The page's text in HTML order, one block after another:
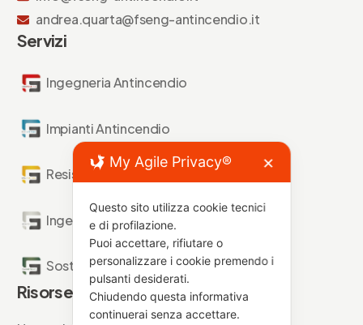
andrea.quarta@fseng-antincendio.it
Servizi
Ingegneria Antincendio
Impianti Antincendio
Resistenza al Fuoco
Ingegneria Forense
Sostenibilità Antincendio
Risorse
My Agile Privacy® ✕
Questo sito utilizza cookie tecnici
e di profilazione.
Puoi accettare, rifiutare o
personalizzare i cookie premendo i
pulsanti desiderati.
Chiudendo questa informativa
continuerai senza accettare.